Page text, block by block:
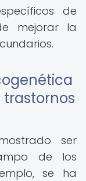
de
mejorar la
ser
de los
se ha